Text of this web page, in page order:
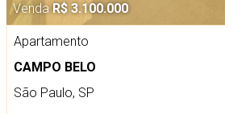
Venda R$ 3.100.000
Apartamento
CAMPO BELO
São Paulo, SP